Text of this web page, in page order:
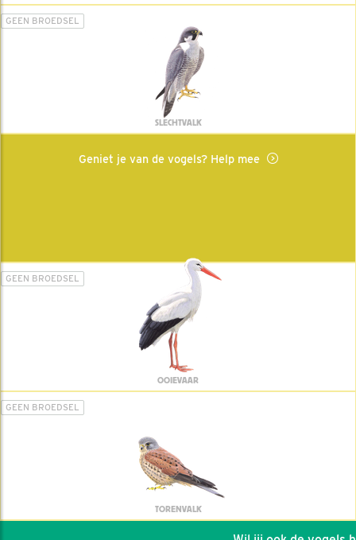
GEEN BROEDSEL
SLECHTVALK
Geniet je van de vogels? Help mee
GEEN BROEDSEL
OOIEVAAR
GEEN BROEDSEL
TORENVALK